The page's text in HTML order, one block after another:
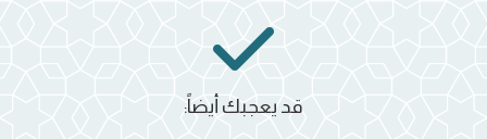
قد يعجبك أيضاً: